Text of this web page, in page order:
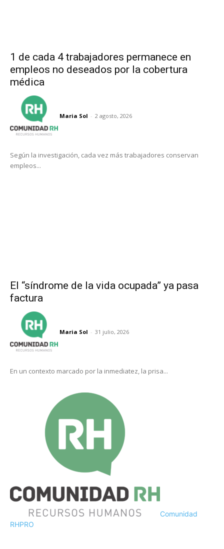
1 de cada 4 trabajadores permanece en
empleos no deseados por la cobertura
médica
Maria Sol - 2 agosto, 2026
Según la investigación, cada vez más trabajadores conservan
empleos...
El “síndrome de la vida ocupada” ya pasa
factura
Maria Sol - 31 julio, 2026
En un contexto marcado por la inmediatez, la prisa...
Comunidad
RHPRO